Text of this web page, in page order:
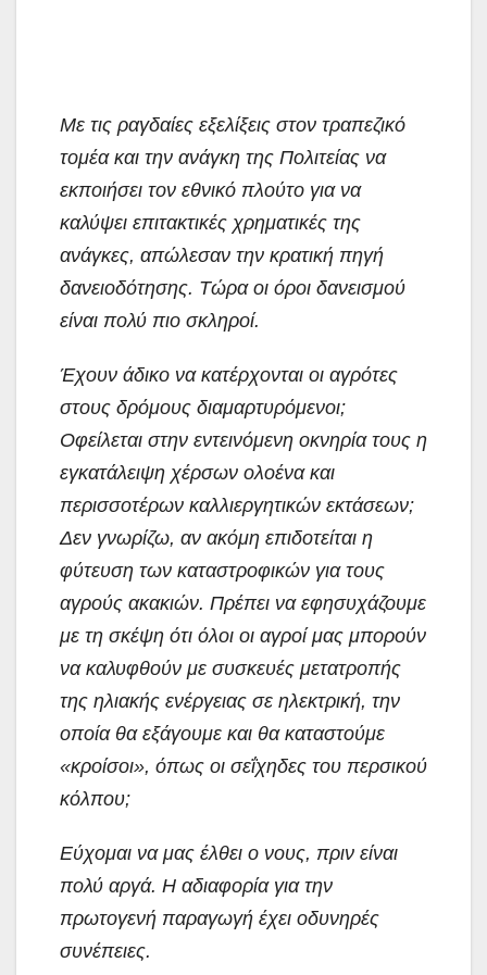
Με τις ραγδαίες εξελίξεις στον τραπεζικό
τομέα και την ανάγκη της Πολιτείας να
εκποιήσει τον εθνικό πλούτο για να
καλύψει επιτακτικές χρηματικές της
ανάγκες, απώλεσαν την κρατική πηγή
δανειοδότησης. Τώρα οι όροι δανεισμού
είναι πολύ πιο σκληροί.
Έχουν άδικο να κατέρχονται οι αγρότες
στους δρόμους διαμαρτυρόμενοι;
Οφείλεται στην εντεινόμενη οκνηρία τους η
εγκατάλειψη χέρσων ολοένα και
περισσοτέρων καλλιεργητικών εκτάσεων;
Δεν γνωρίζω, αν ακόμη επιδοτείται η
φύτευση των καταστροφικών για τους
αγρούς ακακιών. Πρέπει να εφησυχάζουμε
με τη σκέψη ότι όλοι οι αγροί μας μπορούν
να καλυφθούν με συσκευές μετατροπής
της ηλιακής ενέργειας σε ηλεκτρική, την
οποία θα εξάγουμε και θα καταστούμε
«κροίσοι», όπως οι σεΐχηδες του περσικού
κόλπου;
Εύχομαι να μας έλθει ο νους, πριν είναι
πολύ αργά. Η αδιαφορία για την
πρωτογενή παραγωγή έχει οδυνηρές
συνέπειες.